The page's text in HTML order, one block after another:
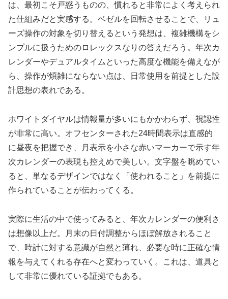
は、最初こそ戸惑うものの、慣れると非常によく考えられ
た仕組みだと実感する。ベゼルを回転させることで、リュ
ーズ操作の対象を切り替えるという発想は、複雑機構をシ
ンプルに扱うためのロレックスなりの答えだろう。年次カ
レンダーやデュアルタイムといった高度な機能を備えなが
ら、操作が煩雑にならない点は、日常使用を前提とした設
計思想の表れである。
ホワイトダイヤルは情報量が多いにもかかわらず、視認性
が非常に高い。オフセンターされた24時間表示は直感的
に昼夜を把握でき、月表示を小さな赤いマーカーで示す年
次カレンダーの表現も控えめで美しい。文字盤を眺めてい
ると、単なるデザインではなく「使われること」を前提に
作られていることが伝わってくる。
実際に生活の中で使ってみると、年次カレンダーの便利さ
は想像以上だ。月末の日付調整からほぼ解放されること
で、時計に対する意識が自然と薄れ、必要な時に正確な情
報を与えてくれる存在へと変わっていく。これは、道具と
して非常に優れている証拠でもある。